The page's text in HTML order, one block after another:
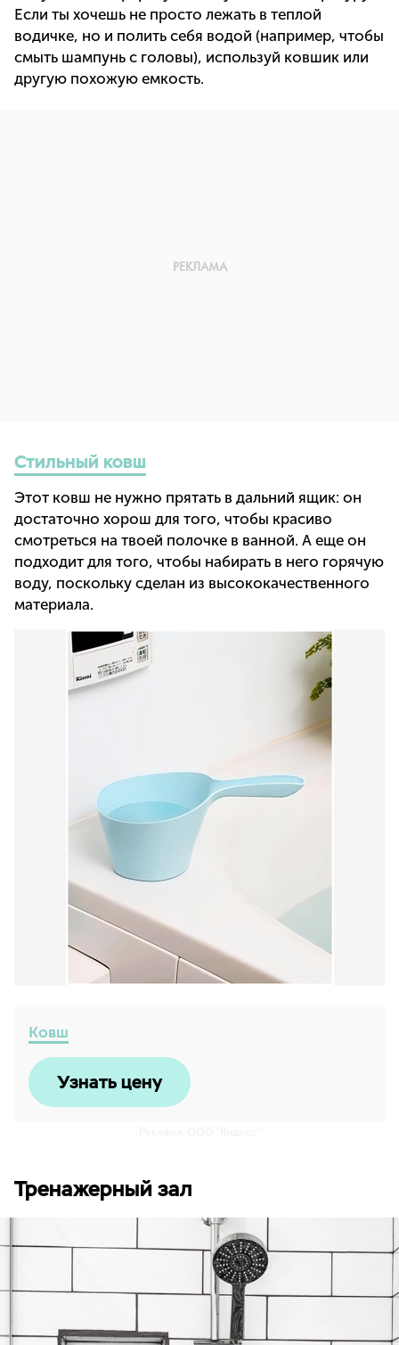
Если ты хочешь не просто лежать в теплой
водичке, но и полить себя водой (например, чтобы
смыть шампунь с головы), используй ковшик или
другую похожую емкость.
Стильный ковш
Этот ковш не нужно прятать в дальний ящик: он
достаточно хорош для того, чтобы красиво
смотреться на твоей полочке в ванной. А еще он
подходит для того, чтобы набирать в него горячую
воду, поскольку сделан из высококачественного
материала.
Ковш
Узнать цену
Тренажерный зал